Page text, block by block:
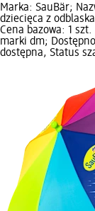
Marka: SauBär;
dziecięca z
Cena bazowa: 1
marki dm;
dostępna, Status